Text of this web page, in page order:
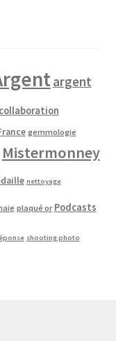
argent
collaboration
gemmologie
Mistermonney
nettoyage
plaqué or Podcasts
shooting photo